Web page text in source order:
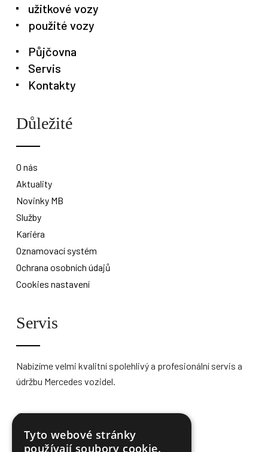
užitkové vozy
použité vozy
Půjčovna
Servis
Kontakty
Důležité
O nás
Aktuality
Novinky MB
Služby
Kariéra
Oznamovací systém
Ochrana osobních údajů
Cookies nastavení
Servis
Nabízíme velmi kvalitní spolehlivý a profesionální servis a
údržbu Mercedes vozidel.
Tyto webové stránky
používají soubory cookie.